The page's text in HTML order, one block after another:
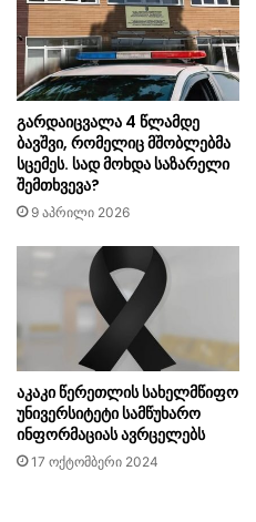
გარდაიცვალა 4 წლამდე
ბავშვი, რომელიც მშობლებმა
სცემეს. სად მოხდა საზარელი
შემთხვევა?
9 აპრილი 2026
აკაკი წერეთლის სახელმწიფო
უნივერსიტეტი სამწუხარო
ინფორმაციას ავრცელებს
17 ოქტომბერი 2024